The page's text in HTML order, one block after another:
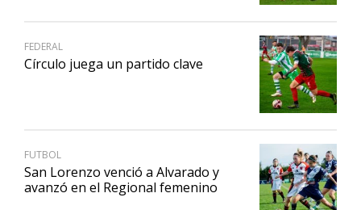
FEDERAL
Círculo juega un partido clave
FUTBOL
San Lorenzo venció a Alvarado y
avanzó en el Regional femenino